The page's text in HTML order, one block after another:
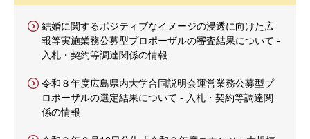
結婚に関するポジティブなイメージの浸透に向けた広
報等実施業務公募型プロポーザルの審査結果について -
入札・契約等調達関係の情報
令和８年度広島県内大学合同説明会運営業務公募型プ
ロポーザルの選定結果について - 入札・契約等調達関
係の情報